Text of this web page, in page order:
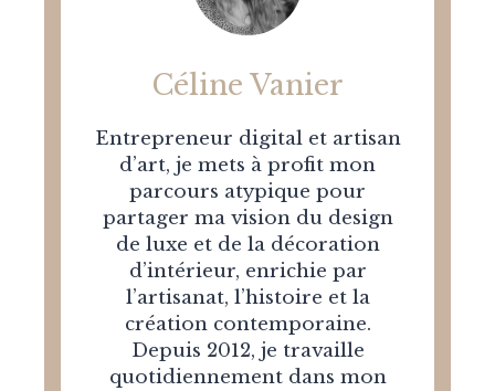
Céline Vanier
Entrepreneur digital et artisan
d’art, je mets à profit mon
parcours atypique pour
partager ma vision du design
de luxe et de la décoration
d’intérieur, enrichie par
l’artisanat, l’histoire et la
création contemporaine.
Depuis 2012, je travaille
quotidiennement dans mon